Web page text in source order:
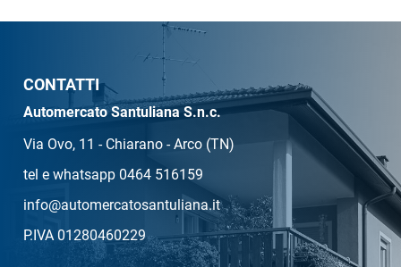
CONTATTI
Automercato Santuliana S.n.c.
Via Ovo, 11 - Chiarano - Arco (TN)
tel e whatsapp 0464 516159
info@automercatosantuliana.it
P.IVA 01280460229